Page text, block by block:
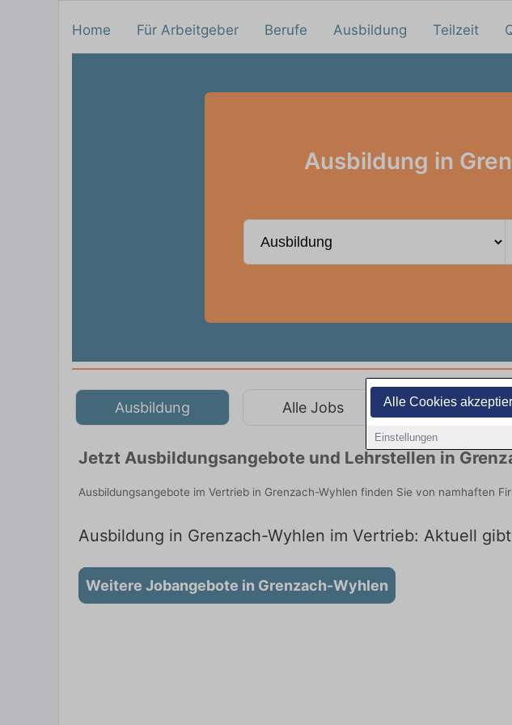
Alle Cookies
Einstellungen
Home Für Arbeitgeber Berufe Ausbildung Teilzeit
Ausbildung in
Ausbildung Alle Jobs Teilzeit
Jetzt Ausbildungsangebote und Lehrstellen in
Ausbildungsangebote im Vertrieb in Grenzach-Wyhlen finden Sie von namhaften
Ausbildung in Grenzach-Wyhlen im Vertrieb: Aktuell
Weitere Jobangebote in Grenzach-Wyhlen